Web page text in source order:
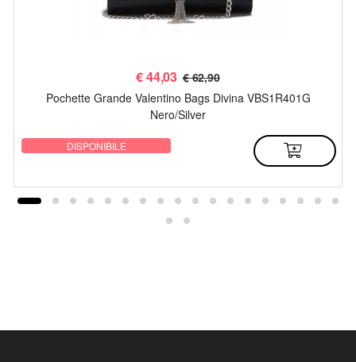
€44,03 € 62,90
Pochette Grande Valentino Bags Divina VBS1R401G
Nero/Silver
DISPONIBILE